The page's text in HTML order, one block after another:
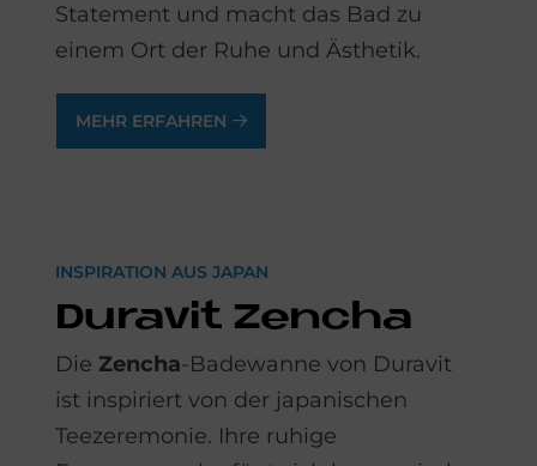
Statement und macht das Bad zu
einem Ort der Ruhe und Ästhetik.
MEHR ERFAHREN
INSPIRATION AUS JAPAN
Du­ra­vit Zen­cha
Die Zencha-Badewanne von Duravit
ist inspiriert von der japanischen
Teezeremonie. Ihre ruhige